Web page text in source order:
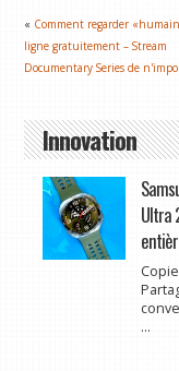
« Comment regarder
ligne gratuitement – Stream
Documentary Series de
Innovation
Ultra
...